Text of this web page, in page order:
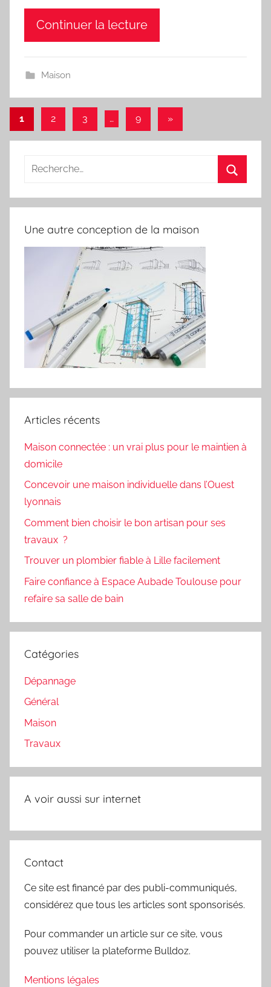
Continuer la lecture
Maison
Pagination
des
publications
1 2 3 … 9
Articles
»
Recherche
:
Une autre conception de la maison
Articles récents
Maison connectée : un vrai plus pour le maintien à
domicile
Concevoir une maison individuelle dans l’Ouest
lyonnais
Comment bien choisir le bon artisan pour ses
travaux ?
Trouver un plombier fiable à Lille facilement
Faire confiance à Espace Aubade Toulouse pour
refaire sa salle de bain
Catégories
Dépannage
Général
Maison
Travaux
A voir aussi sur internet
Contact
Ce site est financé par des publi-communiqués,
considérez que tous les articles sont sponsorisés.
Pour commander un article sur ce site, vous
pouvez utiliser la plateforme Bulldoz.
Mentions légales